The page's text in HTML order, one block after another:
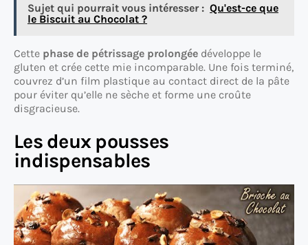
Sujet qui pourrait vous intéresser : Qu'est-ce que
le Biscuit au Chocolat ?
Cette phase de pétrissage prolongée développe le
gluten et crée cette mie incomparable. Une fois terminé,
couvrez d’un film plastique au contact direct de la pâte
pour éviter qu’elle ne sèche et forme une croûte
disgracieuse.
Les deux pousses
indispensables